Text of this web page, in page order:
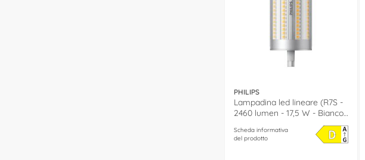
PHILIPS
Lampadina led lineare (R7S -
2460 lumen - 17,5 W - Bianco
Scheda informativa
del prodotto